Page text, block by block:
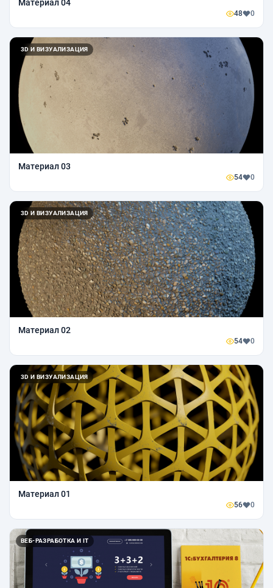
Материал 04
48 0
3D И ВИЗУАЛИЗАЦИЯ
Материал 03
54 0
3D И ВИЗУАЛИЗАЦИЯ
Материал 02
54 0
3D И ВИЗУАЛИЗАЦИЯ
Материал 01
56 0
ВЕБ-РАЗРАБОТКА И IT